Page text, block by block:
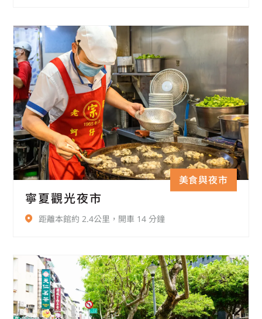
美食與夜市
寧夏觀光夜市
距離本館約 2.4公里，開車 14 分鐘